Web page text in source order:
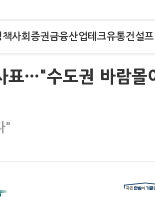
책사회 증권금융산업테크유통건설
···"수도권 바람몰
"